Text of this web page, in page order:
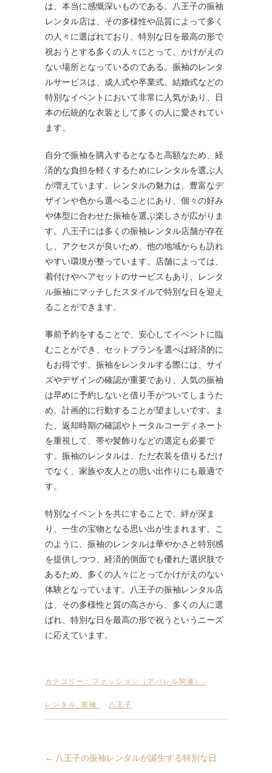
は、本当に感慨深いものである。八王子の振袖
レンタル店は、その多様性や品質によって多く
の人々に選ばれており、特別な日を最高の形で
祝おうとする多くの人々にとって、かけがえの
ない場所となっているのである。振袖のレンタ
ルサービスは、成人式や卒業式、結婚式などの
特別なイベントにおいて非常に人気があり、日
本の伝統的な衣装として多くの人に愛されてい
ます。
自分で振袖を購入するとなると高額なため、経
済的な負担を軽くするためにレンタルを選ぶ人
が増えています。レンタルの魅力は、豊富なデ
ザインや色から選べることにあり、個々の好み
や体型に合わせた振袖を選ぶ楽しさが広がりま
す。八王子には多くの振袖レンタル店舗が存在
し、アクセスが良いため、他の地域からも訪れ
やすい環境が整っています。店舗によっては、
着付けやヘアセットのサービスもあり、レンタ
ル振袖にマッチしたスタイルで特別な日を迎え
ることができます。
事前予約をすることで、安心してイベントに臨
むことができ、セットプランを選べば経済的に
もお得です。振袖をレンタルする際には、サイ
ズやデザインの確認が重要であり、人気の振袖
は早めに予約しないと借り手がついてしまうた
め、計画的に行動することが望ましいです。ま
た、返却時期の確認やトータルコーディネート
を重視して、帯や髪飾りなどの選定も必要で
す。振袖のレンタルは、ただ衣装を借りるだけ
でなく、家族や友人との思い出作りにも最適で
す。
特別なイベントを共にすることで、絆が深ま
り、一生の宝物となる思い出が生まれます。こ
のように、振袖のレンタルは華やかさと特別感
を提供しつつ、経済的側面でも優れた選択肢で
あるため、多くの人々にとってかけがえのない
体験となっています。八王子の振袖レンタル店
は、その多様性と質の高さから、多くの人に選
ばれ、特別な日を最高の形で祝うというニーズ
に応えています。
カテゴリー : ファッション（アパレル関連）
レンタル 振袖 八王子
← 八王子の振袖レンタルが誕生する特別な日